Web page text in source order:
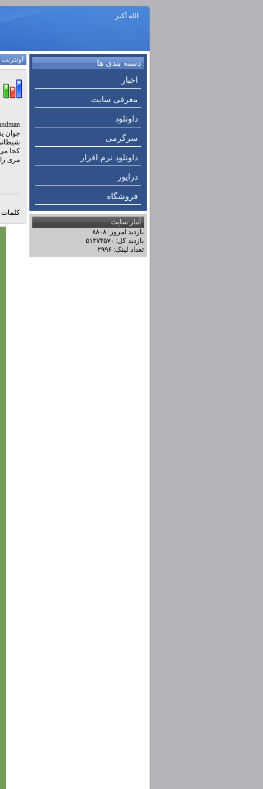
الله أكبر
دسته بندی ها
اخبار
معرفی سایت
داونلود
سرگرمی
داونلود نرم افزار
درایور
فروشگاه
آمار سایت
بازدید امروز: ۸۸۰۸
بازدید کل: ۵۱۳۷۴۵۷۰
تعداد لینک: ۲۹۹۶
اونترنت
کجا
مری
کلمات